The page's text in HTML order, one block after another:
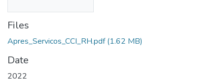
Files
Apres_Servicos_CCI_RH.pdf (1.62 MB)
Date
2022